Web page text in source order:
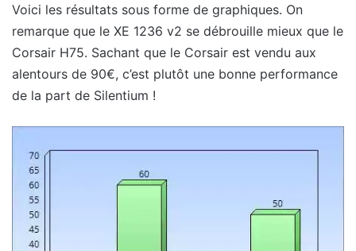
Voici les résultats sous forme de graphiques. On
remarque que le XE 1236 v2 se débrouille mieux que le
Corsair H75. Sachant que le Corsair est vendu aux
alentours de 90€, c’est plutôt une bonne performance
de la part de Silentium !